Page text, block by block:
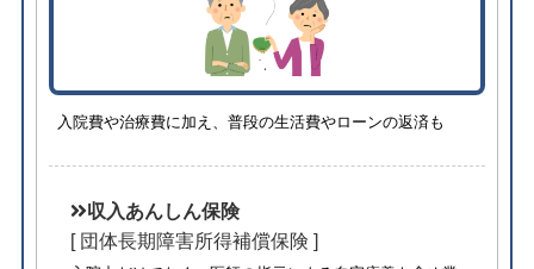
入院費や治療費に加え、普段の生活費やローンの返済も
収入あんしん保険
[ 団体長期障害所得補償保険 ]